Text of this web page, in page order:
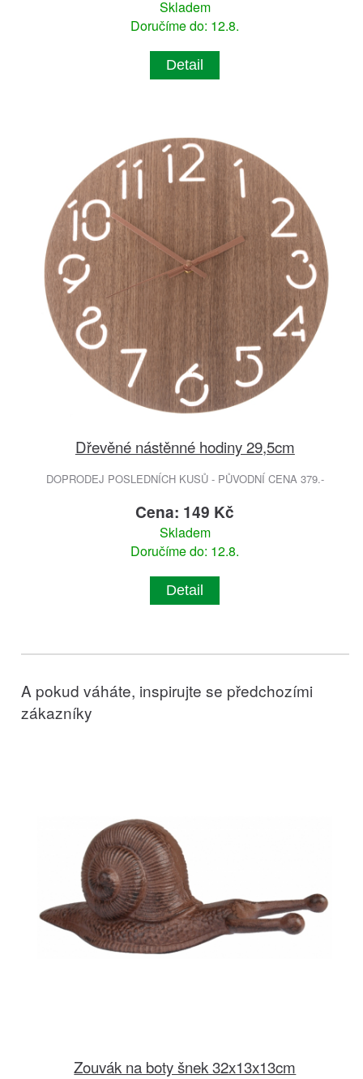
Skladem
Doručíme do: 12.8.
Detail
Dřevěné nástěnné hodiny 29,5cm
DOPRODEJ POSLEDNÍCH KUSŮ - PŮVODNÍ CENA 379.-
Cena: 149 Kč
Skladem
Doručíme do: 12.8.
Detail
A pokud váháte, inspirujte se předchozími
zákazníky
Zouvák na boty šnek 32x13x13cm